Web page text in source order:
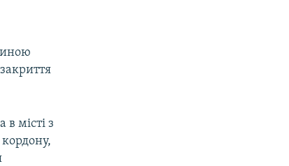
місті з